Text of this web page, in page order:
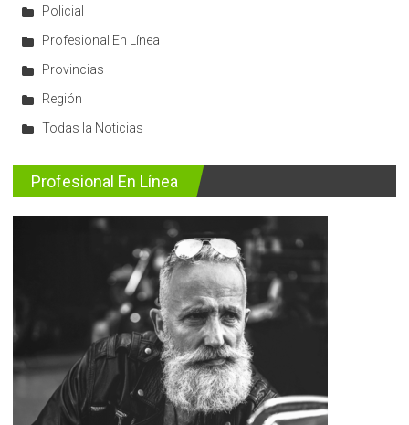
Policial
Profesional En Línea
Provincias
Región
Todas la Noticias
Profesional En Línea